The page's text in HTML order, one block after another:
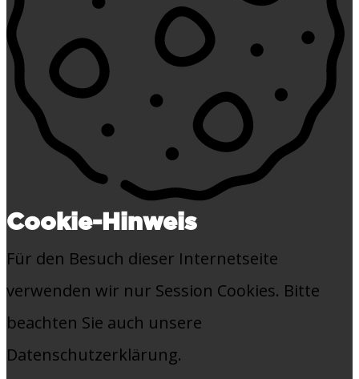
Cookie-Hinweis
Für den Besuch dieser Internetseite
verwenden wir nur Session Cookies. Bitte
beachten Sie auch unsere
Datenschutzerklärung.